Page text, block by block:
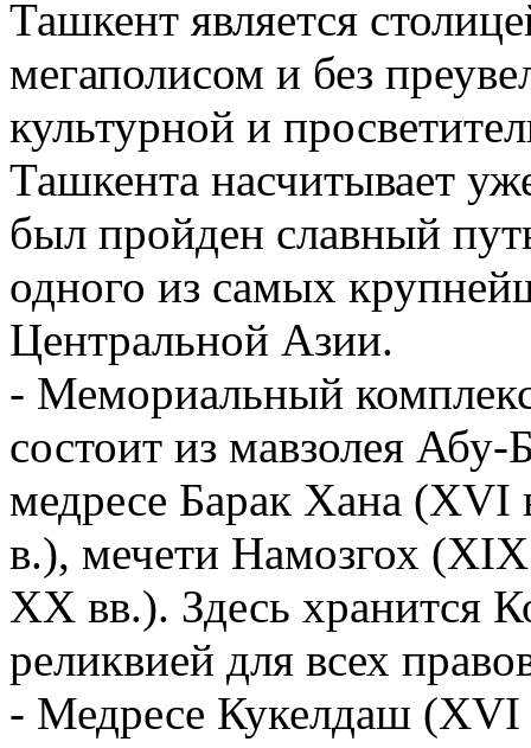
Ташкент является
мегаполисом и без
культурной и
Ташкента насчитывает
был пройден славный
одного из самых
Центральной Азии.
- Мемориальный
состоит из мавзолея
медресе Барак Хана
в.), мечети Намозгох
XX вв.). Здесь хранится
реликвией для всех
- Медресе Кукелдаш (XVI